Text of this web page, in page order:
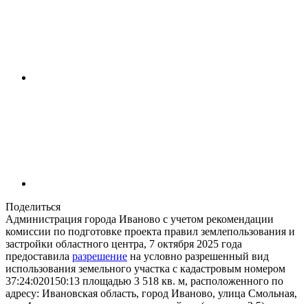
Поделиться
Администрация города Иваново с учетом рекомендации
комиссии по подготовке проекта правил землепользования и
застройки областного центра, 7 октября 2025 года
предоставила разрешение на условно разрешенный вид
использования земельного участка с кадастровым номером
37:24:020150:13 площадью 3 518 кв. м, расположенного по
адресу: Ивановская область, город Иваново, улица Смольная,